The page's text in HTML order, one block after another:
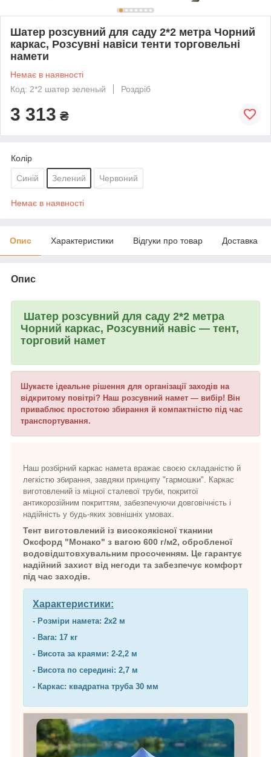
Шатер розсувний для саду 2*2 метра Чорний
каркас, Розсувні навіси тенти торговельні
намети
Немає в наявності
Код: 2*2 шатер зеленый
Роздріб
3 313 ₴
Колір
Синій Зелений Червоний
Немає в наявності
Опис Характеристики Відгуки про товар Доставка
Опис
Шатер розсувний для саду 2*2 метра
Чорний каркас, Розсувний навіс — тент,
торговий намет
Шукаєте ідеальне рішення для організації заходів на
відкритому повітрі? Наш розсувний намет — вибір! Він
приваблює простотою збирання й компактністю під час
транспортування.
Наш розбірний каркас намета вражає своєю складаністю й
легкістю збирання, завдяки принципу "гармошки". Каркас
виготовлений із міцної сталевої труби, покритої
антикорозійним покриттям, забезпечуючи довговічність і
надійність у будь-яких зовнішніх умовах.
Тент виготовлений із високоякісної тканини
Оксфорд "Монако" з вагою 600 г/м2, обробленої
водовідштовхувальним просоченням. Це гарантує
надійний захист від негоди та забезпечує комфорт
під час заходів.
Характеристики:
- Розміри намета: 2х2 м
- Вага: 17 кг
- Висота за краями: 2-2,2 м
- Висота по середині: 2,7 м
- Каркас: квадратна труба 30 мм